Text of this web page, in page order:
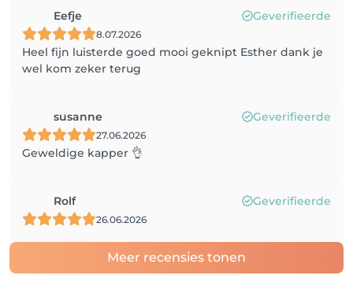
Eefje Geverifieerde
8.07.2026
Heel fijn luisterde goed mooi geknipt Esther dank je
wel kom zeker terug
susanne Geverifieerde
27.06.2026
Geweldige kapper 👌
Rolf Geverifieerde
26.06.2026
Meer recensies tonen